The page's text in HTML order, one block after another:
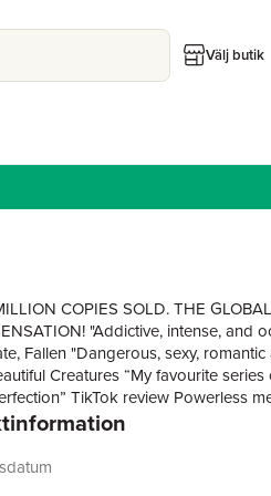
Välj butik
COPIES SOLD. THE
"Addictive, intense, and
Fallen "Dangerous, sexy,
Creatures “My favourite
TikTok review Powerless
in this stunningly romantic dystopian
– a harsh dictatorship in
teenager. Juliette is a threat